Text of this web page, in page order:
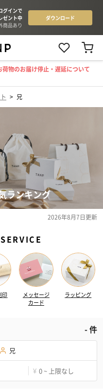
荷物のお届け停止・遅延について
> 兄
ランキング
2026年8月7日更新
印
メッセージ
カード
ラッピング
-件
兄
¥ 0 ~ 上限なし